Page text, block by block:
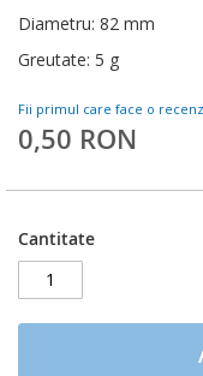
Diametru: 82 mm
Greutate: 5 g
Fii primul care face o
0,50 RON
Cantitate